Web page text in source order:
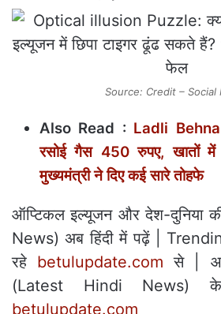
Source: Credit – Social
Also Read : Ladli Behna
रसोई गैस 450 रुपए, खातों
मुख्यमंत्री ने दिए कई सारे तोहफे
ऑप्टिकल इल्‍यूजन और देश-दुनिया
News) अब हिंदी में पढ़ें |
रहे betulupdate.com से |
(Latest Hindi News)
betulupdate.com